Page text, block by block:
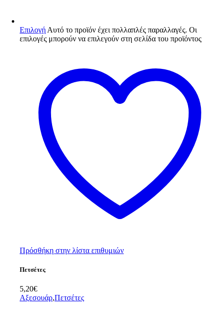
Επιλογή Αυτό το προϊόν έχει πολλαπλές παραλλαγές. Οι
επιλογές μπορούν να επιλεγούν στη σελίδα του προϊόντος
Πρόσθήκη στην λίστα επιθυμιών
Πετσέτες
5,20€
Αξεσουάρ,Πετσέτες